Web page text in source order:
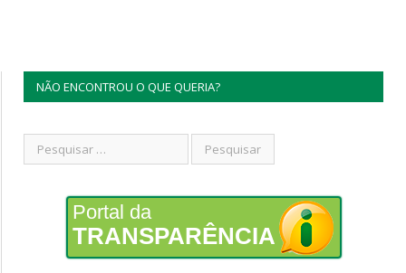
NÃO ENCONTROU O QUE QUERIA?
Portal da
TRANSPARÊNCIA